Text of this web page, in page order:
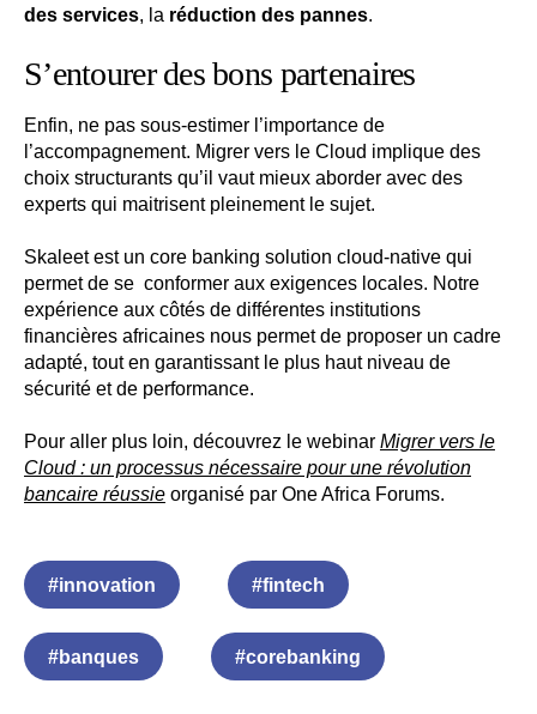
des services, la réduction des pannes.
S’entourer des bons partenaires
Enfin, ne pas sous-estimer l’importance de
l’accompagnement. Migrer vers le Cloud implique des
choix structurants qu’il vaut mieux aborder avec des
experts qui maitrisent pleinement le sujet.
Skaleet est un core banking solution cloud-native qui
permet de se conformer aux exigences locales. Notre
expérience aux côtés de différentes institutions
financières africaines nous permet de proposer un cadre
adapté, tout en garantissant le plus haut niveau de
sécurité et de performance.
Pour aller plus loin, découvrez le webinar Migrer vers le
Cloud : un processus nécessaire pour une révolution
bancaire réussie organisé par One Africa Forums.
#innovation #fintech
#banques #corebanking